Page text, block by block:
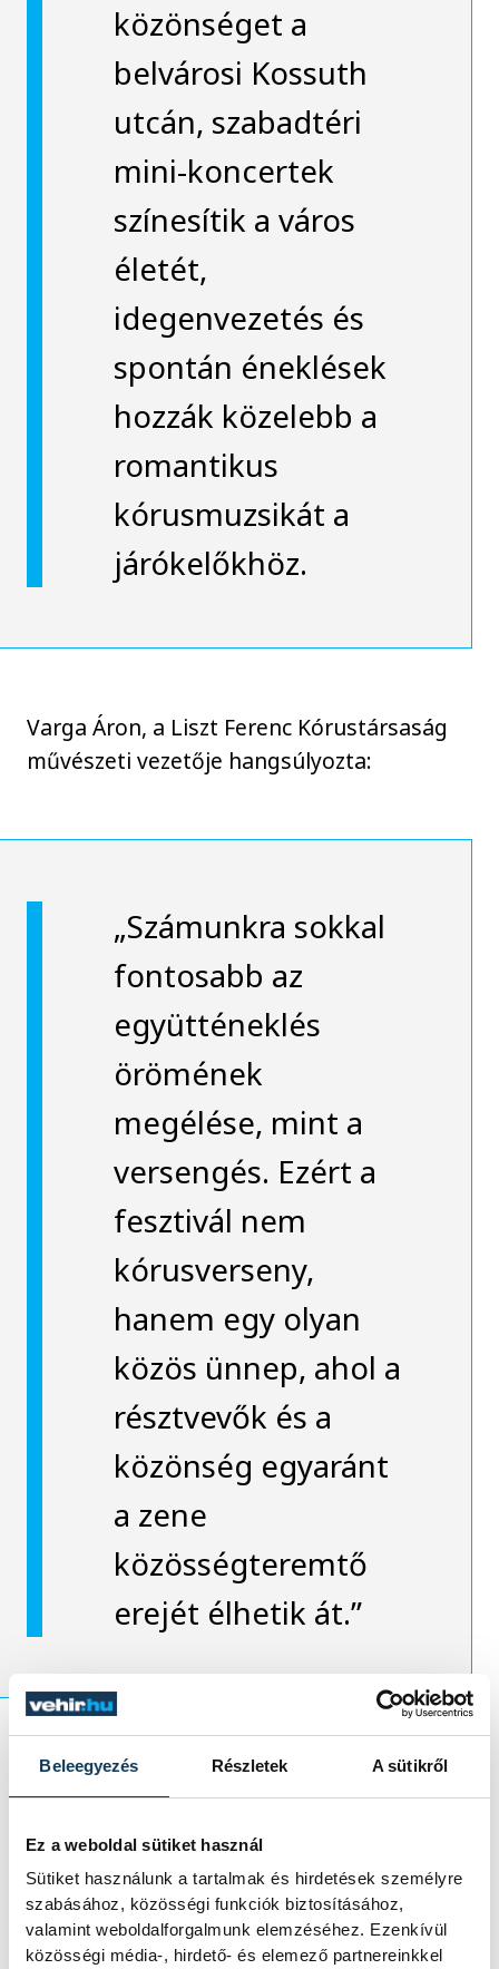
Beleegyezés Részletek A sütikről
Ez a weboldal sütiket használ
Sütiket használunk a tartalmak és hirdetések személyre
szabásához, közösségi funkciók biztosításához,
valamint weboldalforgalmunk elemzéséhez. Ezenkívül
közösségi média-, hirdető- és elemező partnereinkkel
közönséget a
belvárosi Kossuth
utcán, szabadtéri
mini-koncertek
színesítik a város
életét,
idegenvezetés és
spontán éneklések
hozzák közelebb a
romantikus
kórusmuzsikát a
járókelőkhöz.
Varga Áron, a Liszt Ferenc Kórustársaság
művészeti vezetője hangsúlyozta:
„Számunkra sokkal
fontosabb az
együtténeklés
örömének
megélése, mint a
versengés. Ezért a
fesztivál nem
kórusverseny,
hanem egy olyan
közös ünnep, ahol a
résztvevők és a
közönség egyaránt
a zene
közösségteremtő
erejét élhetik át.”
Különleges élményt ígér az is, hogy
város különböző templomaiban a liturgiák
részeként, így a fesztivál szervesen
kapcsolódik Veszprém egyházi
közösségeihez is.